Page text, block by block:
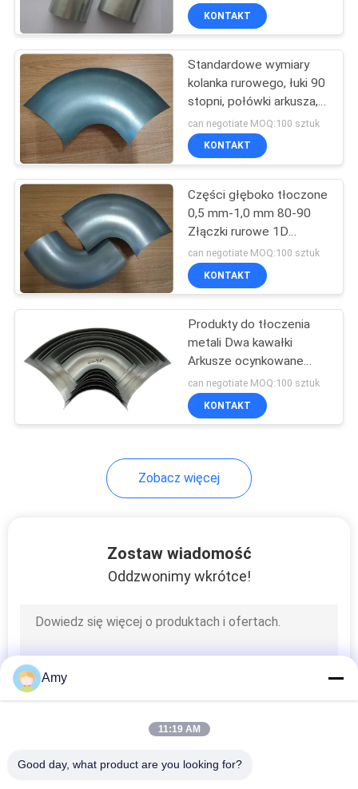
strefowe kanału
Części do
stemplowania
metali
153
Deep Drawn Parts
Szeroki zacisk
Dzielony zacisk
rurowy
KONTAKT
Standardowe wymiary
kolanka rurowego, łuki 90
stopni, połówki arkusza,
części głęboko tłoczone
can negotiate MOQ:100 sztuk
KONTAKT
Części głęboko tłoczone
0,5 mm-1,0 mm 80-90
Złączki rurowe 1D
Połowy kolan
can negotiate MOQ:100 sztuk
KONTAKT
Produkty do tłoczenia
metali Dwa kawałki
Arkusze ocynkowane
Kanały wentylacyjne
Kolanko 90 stopni
can negotiate MOQ:100 sztuk
KONTAKT
Zobacz więcej
Zostaw wiadomość
Oddzwonimy wkrótce!
Amy
11:19 AM
Good day, what product are you looking for?